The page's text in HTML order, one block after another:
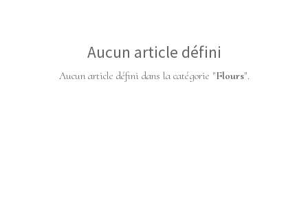
Aucun article défini
Aucun article défini dans la catégorie "Flours".